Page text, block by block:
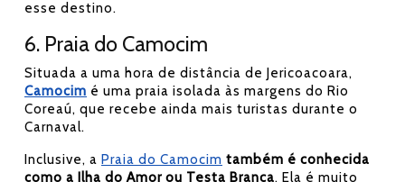
esse destino.
6. Praia do Camocim
Situada a uma hora de distância de Jericoacoara,
Camocim é uma praia isolada às margens do Rio
Coreaú, que recebe ainda mais turistas durante o
Carnaval.
Inclusive, a Praia do Camocim também é conhecida
como a Ilha do Amor ou Testa Branca. Ela é muito